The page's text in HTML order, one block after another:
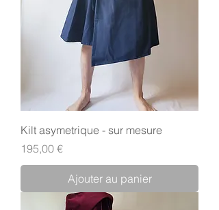
Kilt asymetrique - sur mesure
Prix
195,00 €
Ajouter au panier